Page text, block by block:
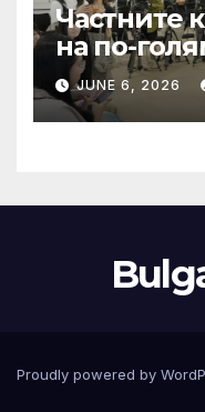
Частните
на по-
JUNE 6, 2026
Proudly powered by